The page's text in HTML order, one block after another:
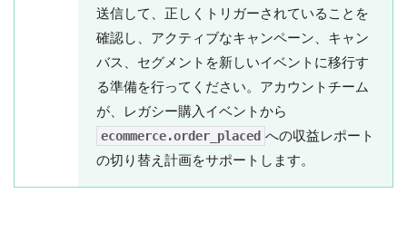
送信して、正しくトリガーされていることを
確認し、アクティブなキャンペーン、キャン
バス、セグメントを新しいイベントに移行す
る準備を行ってください。アカウントチーム
が、レガシー購入イベントから
ecommerce.order_placed への収益レポート
の切り替え計画をサポートします。